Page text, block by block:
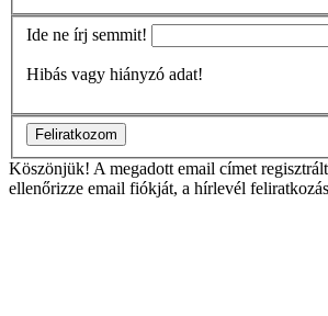
Ide ne írj semmit!
Hibás vagy hiányzó adat!
Feliratkozom
Köszönjük! A megadott email címet
ellenőrizze email fiókját, a hírlevél